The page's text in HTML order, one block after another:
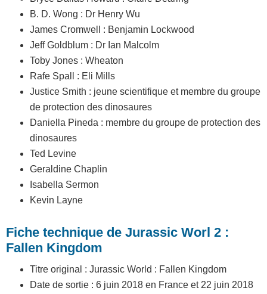
B. D. Wong : Dr Henry Wu
James Cromwell : Benjamin Lockwood
Jeff Goldblum : Dr Ian Malcolm
Toby Jones : Wheaton
Rafe Spall : Eli Mills
Justice Smith : jeune scientifique et membre du groupe
de protection des dinosaures
Daniella Pineda : membre du groupe de protection des
dinosaures
Ted Levine
Geraldine Chaplin
Isabella Sermon
Kevin Layne
Fiche technique de Jurassic Worl 2 :
Fallen Kingdom
Titre original : Jurassic World : Fallen Kingdom
Date de sortie : 6 juin 2018 en France et 22 juin 2018